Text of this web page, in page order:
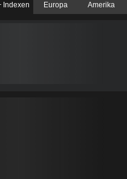
Indexen Europa Amerika